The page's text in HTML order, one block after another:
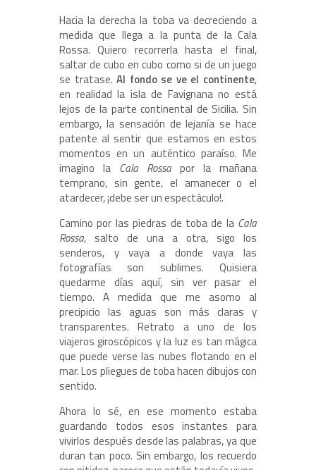
Hacia la derecha la toba va decreciendo a
medida que llega a la punta de la Cala
Rossa. Quiero recorrerla hasta el final,
saltar de cubo en cubo como si de un juego
se tratase.Al fondo se ve el continente,
en realidad la isla de Favignana no está
lejos de la parte continental de Sicilia. Sin
embargo, la sensación de lejanía se hace
patente al sentir que estamos en estos
momentos en un auténtico paraíso. Me
imagino la Cala Rossa por la mañana
temprano, sin gente, el amanecer o el
atardecer, ¡debe ser un espectáculo!.
Camino por las piedras de toba de la Cala
Rossa, salto de una a otra, sigo los
senderos, y vaya a donde vaya las
fotografías son sublimes. Quisiera
quedarme días aquí, sin ver pasar el
tiempo. A medida que me asomo al
precipicio las aguas son más claras y
transparentes. Retrato a uno de los
viajeros giroscópicos y la luz es tan mágica
que puede verse las nubes flotando en el
mar. Los pliegues de toba hacen dibujos con
sentido.
Ahora lo sé, en ese momento estaba
guardando todos esos instantes para
vivirlos después desde las palabras, ya que
duran tan poco. Sin embargo, los recuerdo